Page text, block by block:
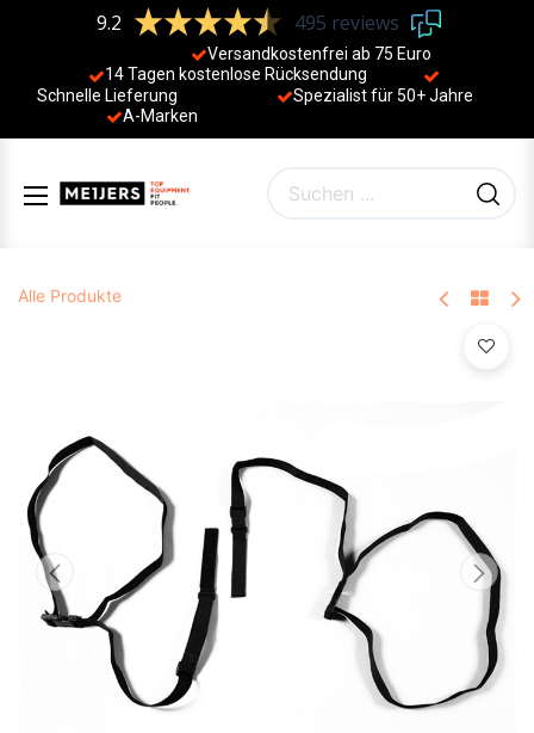
9.2 495 reviews
Versandkostenfrei ab 75 Euro
14 Tagen kostenlose Rücksendung
Schnelle Lieferung
Spezialist für 50+ Jahre
A-Marken
Alle Produkte